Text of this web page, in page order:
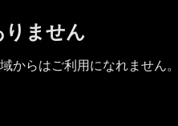
りません
からはご利用になれません。